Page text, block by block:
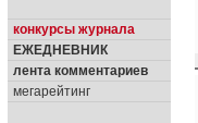
конкурсы журнала
ЕЖЕДНЕВНИК
лента комментариев
мегарейтинг